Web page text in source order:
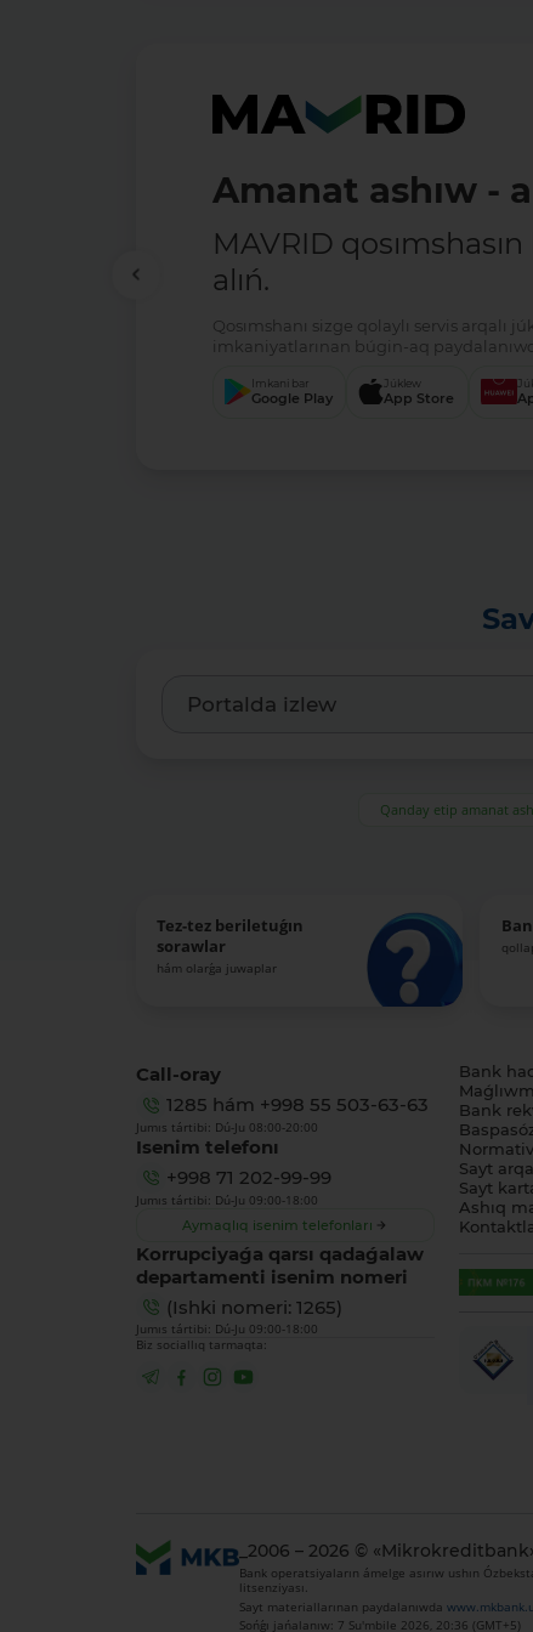
Amanat ashıw -
MAVRID
alıń.
Qosımshanı sizge qolaylı servis arqalı
imkaniyatlarınan búgin-aq
Imkani bar
Google Play
Júklew
App Store
Qanday etip amanat
Tez-tez beriletuǵın
sorawlar
hám olarǵa juwaplar
Call-oray
1285 hám +998 55 503-63-63
Jumıs tártibi: Dú-Ju 08:00-20:00
Isenim telefonı
+998 71 202-99-99
Jumıs tártibi: Dú-Ju 09:00-18:00
Aymaqlıq isenim telefonları
Korrupciyaǵa qarsı qadaǵalaw
departamenti isenim nomeri
(Ishki nomeri: 1265)
Jumıs tártibi: Dú-Ju 09:00-18:00
Biz sociallıq tarmaqta:
Bank
Bank
Sayt
Sayt
Ashıq
_2006 – 2026 ©
Bank operatsiyaların ámelge asırıw ushın
litsenziyası.
Sayt materiallarınan paydalanıwda
Sońǵı jańalanıw: 7 Su'mbile 2026, 20:36 (GMT+5)